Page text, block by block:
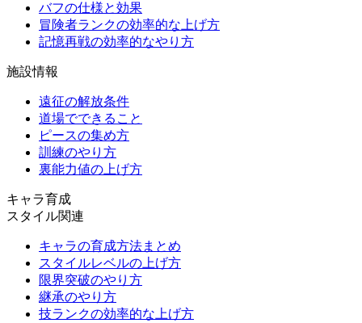
バフの仕様と効果
冒険者ランクの効率的な上げ方
記憶再戦の効率的なやり方
施設情報
遠征の解放条件
道場でできること
ピースの集め方
訓練のやり方
裏能力値の上げ方
キャラ育成
スタイル関連
キャラの育成方法まとめ
スタイルレベルの上げ方
限界突破のやり方
継承のやり方
技ランクの効率的な上げ方